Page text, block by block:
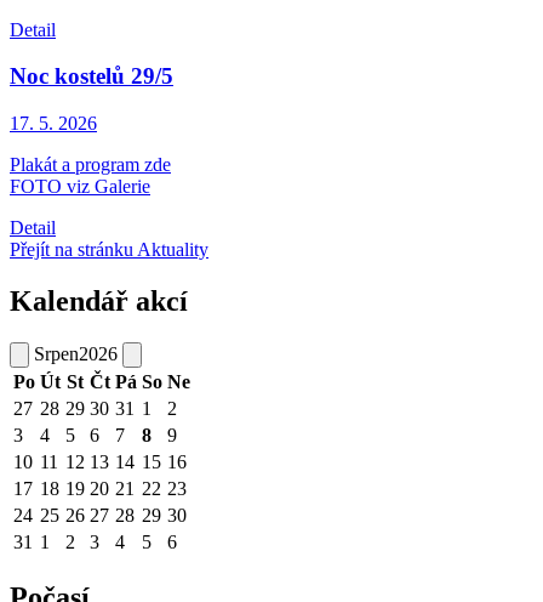
Detail
Noc kostelů 29/5
17. 5. 2026
Plakát a program zde
FOTO viz Galerie
Detail
Přejít na stránku Aktuality
Kalendář akcí
Srpen2026
Po Út St Čt Pá So Ne
27 28 29 30 31 1
2
3
4 5 6 7 8
9
10 11 12 13 14 15 16
17 18 19 20 21 22 23
24 25 26 27 28 29 30
31 1 2 3 4 5 6